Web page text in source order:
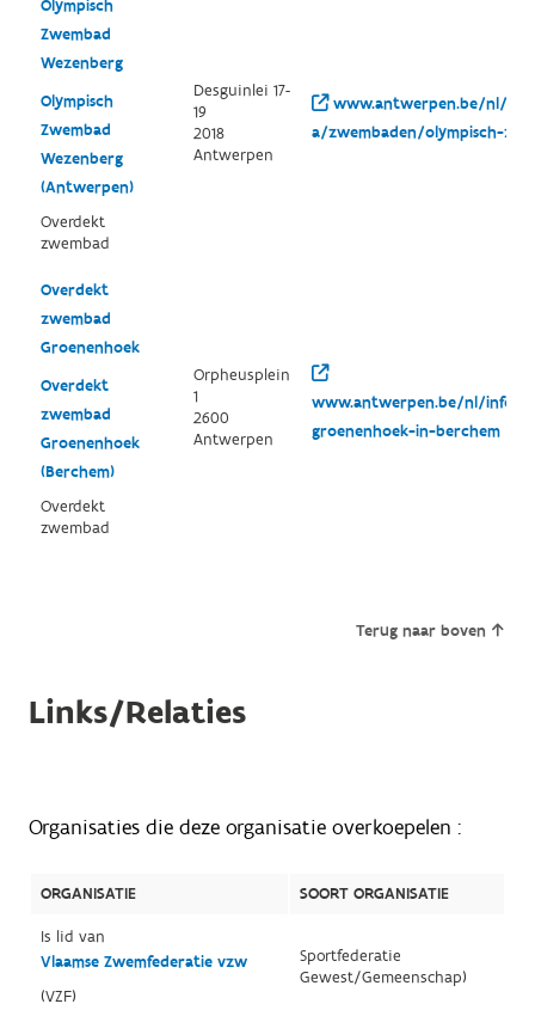
Olympisch
Zwembad
Wezenberg
Olympisch
Zwembad
Wezenberg
(Antwerpen)
Overdekt
zwembad
Desguinlei 17-
19
2018
Antwerpen
www.antwerpen.be/nl/
a/zwembaden/olympisch-
Overdekt
zwembad
Groenenhoek
Overdekt
zwembad
Groenenhoek
(Berchem)
Overdekt
zwembad
Orpheusplein
1
2600
Antwerpen
www.antwerpen.be/nl/info/
groenenhoek-in-berchem
Terug naar boven
Links/Relaties
Organisaties die deze organisatie overkoepelen :
ORGANISATIE
SOORT ORGANISATIE
Is lid van
Vlaamse Zwemfederatie vzw
(VZF)
Sportfederatie
Gewest/Gemeenschap)